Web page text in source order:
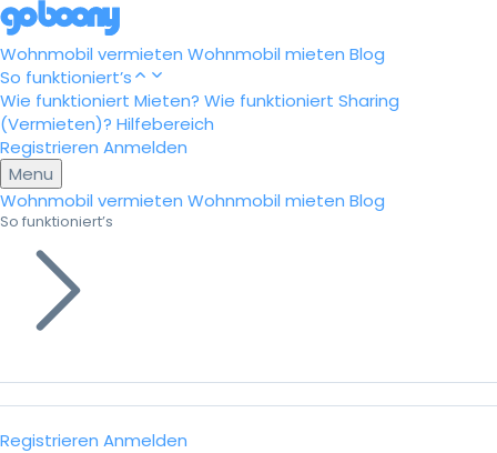
Wohnmobil vermieten Wohnmobil mieten Blog
So funktioniert’s
Wie funktioniert Mieten? Wie funktioniert Sharing
(Vermieten)? Hilfebereich
Registrieren Anmelden
Menu
Wohnmobil vermieten Wohnmobil mieten Blog
So funktioniert’s
Registrieren Anmelden